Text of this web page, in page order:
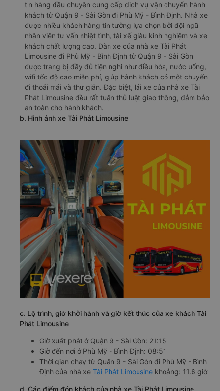
tín hàng đầu chuyên cung cấp dịch vụ vận chuyển hành
khách từ Quận 9 - Sài Gòn đi Phù Mỹ - Bình Định. Nhà xe
được nhiều khách hàng tin tưởng lựa chọn bởi đội ngũ
nhân viên tư vấn nhiệt tình, tài xế giàu kinh nghiệm và xe
khách chất lượng cao. Dàn xe của nhà xe Tài Phát
Limousine đi Phù Mỹ - Bình Định từ Quận 9 - Sài Gòn
được trang bị đầy đủ tiện nghi như điều hòa, nước uống,
wifi tốc độ cao miễn phí, giúp hành khách có một chuyến
đi thoải mái và thư giãn. Đặc biệt, lái xe của nhà xe Tài
Phát Limousine đều rất tuân thủ luật giao thông, đảm bảo
an toàn cho hành khách.
b. Hình ảnh xe Tài Phát Limousine
c. Lộ trình, giờ khởi hành và giờ kết thúc của xe khách Tài
Phát Limousine
Giờ xuất phát ở Quận 9 - Sài Gòn: 21:15
Giờ đến nơi ở Phù Mỹ - Bình Định: 08:51
Thời gian chạy từ Quận 9 - Sài Gòn đi Phù Mỹ - Bình
Định của nhà xe Tài Phát Limousine khoảng: 11.6 giờ
d. Các điểm đón khách của nhà xe Tài Phát Limousine